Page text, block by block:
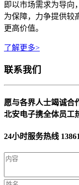
即以市场需求为导向
为保障，力争提供较
更高价值。
了解更多>
联系我们
愿与各界人士竭诚合
北安电子携全体员工
24小时服务热线